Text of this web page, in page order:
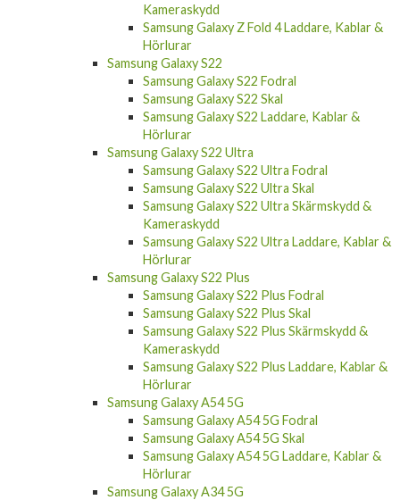
Kameraskydd
Samsung Galaxy Z Fold 4 Laddare, Kablar &
Hörlurar
Samsung Galaxy S22
Samsung Galaxy S22 Fodral
Samsung Galaxy S22 Skal
Samsung Galaxy S22 Laddare, Kablar &
Hörlurar
Samsung Galaxy S22 Ultra
Samsung Galaxy S22 Ultra Fodral
Samsung Galaxy S22 Ultra Skal
Samsung Galaxy S22 Ultra Skärmskydd &
Kameraskydd
Samsung Galaxy S22 Ultra Laddare, Kablar &
Hörlurar
Samsung Galaxy S22 Plus
Samsung Galaxy S22 Plus Fodral
Samsung Galaxy S22 Plus Skal
Samsung Galaxy S22 Plus Skärmskydd &
Kameraskydd
Samsung Galaxy S22 Plus Laddare, Kablar &
Hörlurar
Samsung Galaxy A54 5G
Samsung Galaxy A54 5G Fodral
Samsung Galaxy A54 5G Skal
Samsung Galaxy A54 5G Laddare, Kablar &
Hörlurar
Samsung Galaxy A34 5G